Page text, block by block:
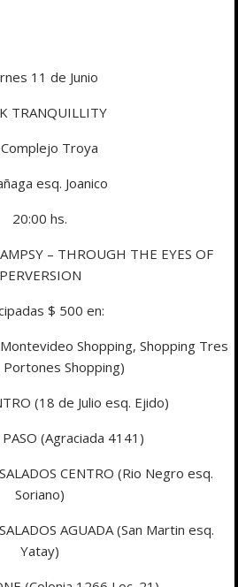
11 de Junio
TRANQUILLITY
Troya
esq. Joanico
20:00 hs.
– THROUGH THE EYES OF
PERVERSION
$ 500 en:
Shopping, Shopping Tres
Portones Shopping)
(18 de Julio esq. Ejido)
PASO (Agraciada 4141)
CENTRO (Rio Negro esq.
Soriano)
AGUADA (San Martin esq.
Yatay)